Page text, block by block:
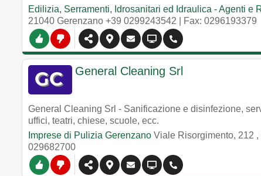
Edilizia, Serramenti, Idrosanitari ed Idraulica - Agenti e
21040 Gerenzano +39 0299243542 | Fax: 0296193379
General Cleaning Srl
General Cleaning Srl - Sanificazione e disinfezione,
uffici, teatri, chiese, scuole, ecc.
Imprese di Pulizia Gerenzano Viale Risorgimento, 212 ,
029682700